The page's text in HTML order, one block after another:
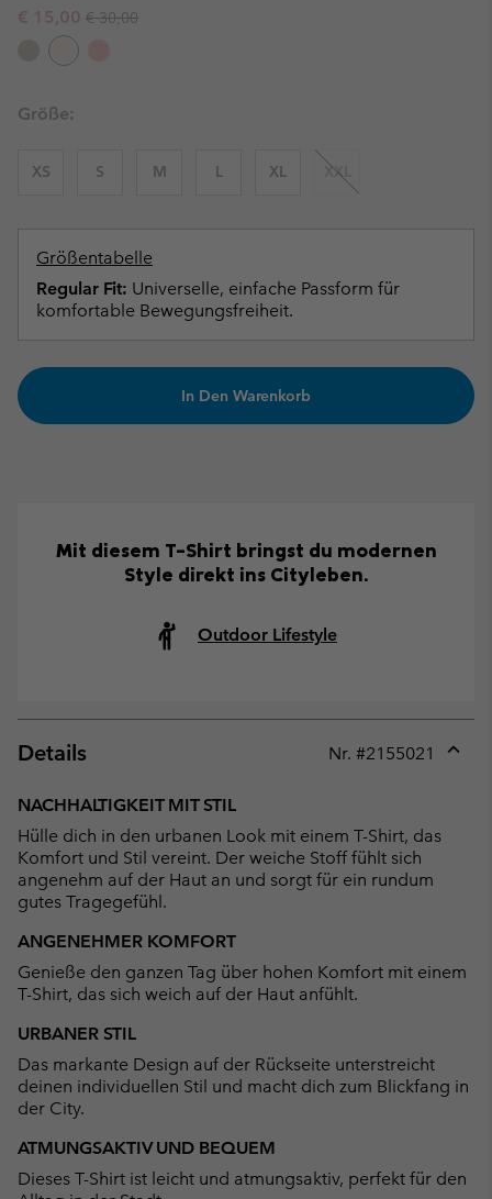
Sale price:
€ 15,00 Regular price:
€ 30,00
Größe:
XS S M L XL XXL
Größentabelle
Regular Fit: Universelle, einfache Passform für
komfortable Bewegungsfreiheit.
In Den Warenkorb
Mit diesem T-Shirt bringst du modernen
Style direkt ins Cityleben.
Outdoor Lifestyle
Details Nr. #2155021
NACHHALTIGKEIT MIT STIL
Hülle dich in den urbanen Look mit einem T-Shirt, das
Komfort und Stil vereint. Der weiche Stoff fühlt sich
angenehm auf der Haut an und sorgt für ein rundum
gutes Tragegefühl.
ANGENEHMER KOMFORT
Genieße den ganzen Tag über hohen Komfort mit einem
T-Shirt, das sich weich auf der Haut anfühlt.
URBANER STIL
Das markante Design auf der Rückseite unterstreicht
deinen individuellen Stil und macht dich zum Blickfang in
der City.
ATMUNGSAKTIV UND BEQUEM
Dieses T-Shirt ist leicht und atmungsaktiv, perfekt für den